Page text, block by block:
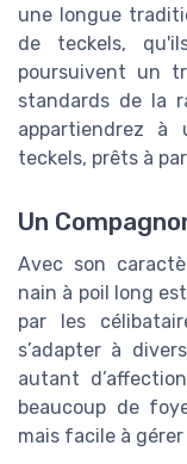
une longue
de teckels,
poursuivent un
standards de la
appartiendrez à
teckels, prêts à
Un
Avec son
nain à poil long
par les
s’adapter à
autant
beaucoup de
mais facile à